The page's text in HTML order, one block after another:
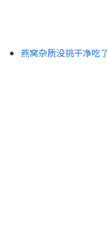
燕窝杂质没挑干净吃